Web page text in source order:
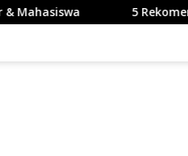
5 Rekomendasi